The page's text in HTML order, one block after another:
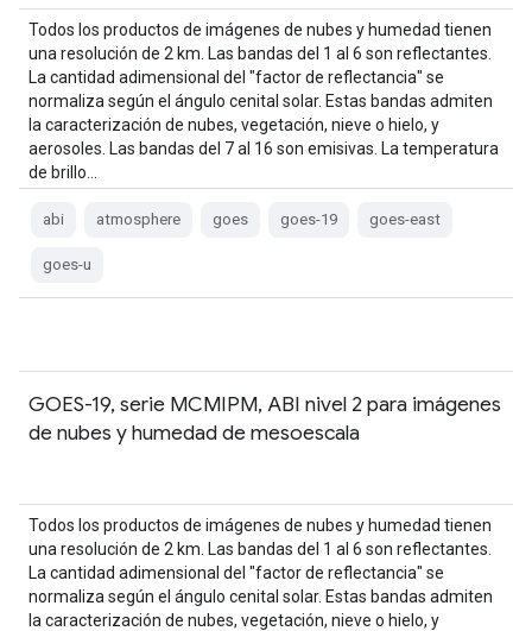
Todos los productos de imágenes de nubes y humedad tienen
una resolución de 2 km. Las bandas del 1 al 6 son reflectantes.
La cantidad adimensional del "factor de reflectancia" se
normaliza según el ángulo cenital solar. Estas bandas admiten
la caracterización de nubes, vegetación, nieve o hielo, y
aerosoles. Las bandas del 7 al 16 son emisivas. La temperatura
de brillo…
abi atmosphere goes goes-19 goes-east
goes-u
GOES-19, serie MCMIPM, ABI nivel 2 para imágenes
de nubes y humedad de mesoescala
Todos los productos de imágenes de nubes y humedad tienen
una resolución de 2 km. Las bandas del 1 al 6 son reflectantes.
La cantidad adimensional del "factor de reflectancia" se
normaliza según el ángulo cenital solar. Estas bandas admiten
la caracterización de nubes, vegetación, nieve o hielo, y